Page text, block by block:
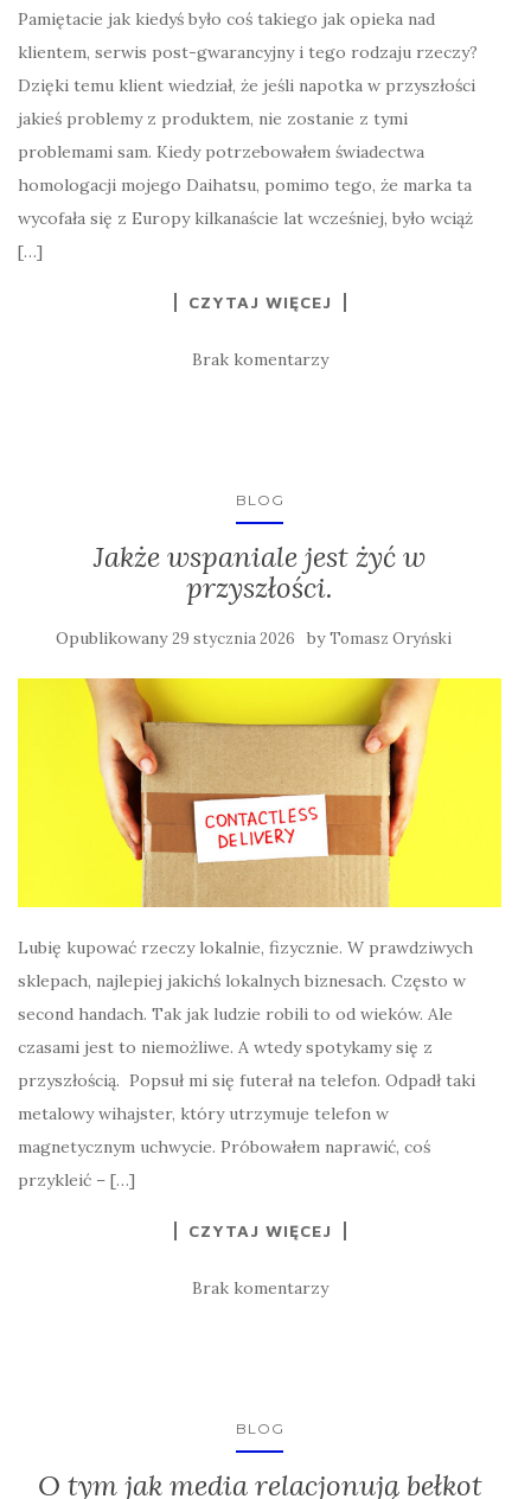
Pamiętacie jak kiedyś było coś takiego jak opieka nad
klientem, serwis post-gwarancyjny i tego rodzaju rzeczy?
Dzięki temu klient wiedział, że jeśli napotka w przyszłości
jakieś problemy z produktem, nie zostanie z tymi
problemami sam. Kiedy potrzebowałem świadectwa
homologacji mojego Daihatsu, pomimo tego, że marka ta
wycofała się z Europy kilkanaście lat wcześniej, było wciąż
[…]
CZYTAJ WIĘCEJ
Brak komentarzy
BLOG
Jakże wspaniale jest żyć w
przyszłości.
Opublikowany29 stycznia 2026 byTomasz Oryński
Lubię kupować rzeczy lokalnie, fizycznie. W prawdziwych
sklepach, najlepiej jakichś lokalnych biznesach. Często w
second handach. Tak jak ludzie robili to od wieków. Ale
czasami jest to niemożliwe. A wtedy spotykamy się z
przyszłością. Popsuł mi się futerał na telefon. Odpadł taki
metalowy wihajster, który utrzymuje telefon w
magnetycznym uchwycie. Próbowałem naprawić, coś
przykleić – […]
CZYTAJ WIĘCEJ
Brak komentarzy
BLOG
O tym jak media relacjonują bełkot